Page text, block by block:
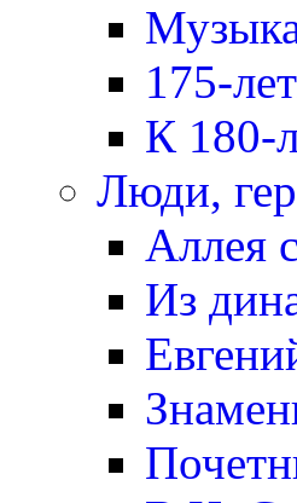
175-
К 180-
Люди,
Аллея
Из